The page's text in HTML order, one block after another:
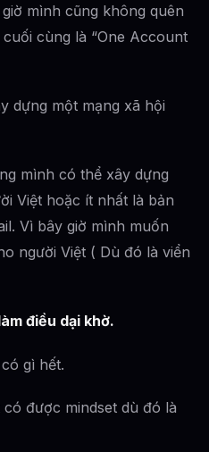
mình cũng không quên
cùng là “One Account
dựng một mạng xã hội
mình có thể xây dựng
Việt hoặc ít nhất là bản
Vì bây giờ mình muốn
người Việt ( Dù đó là viển
điều dại khờ.
gì hết.
được mindset dù đó là